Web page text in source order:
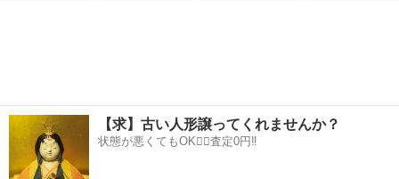
【求】古い人形譲ってくれませんか？
状態が悪くてもOK🙆‍♀️査定0円‼️